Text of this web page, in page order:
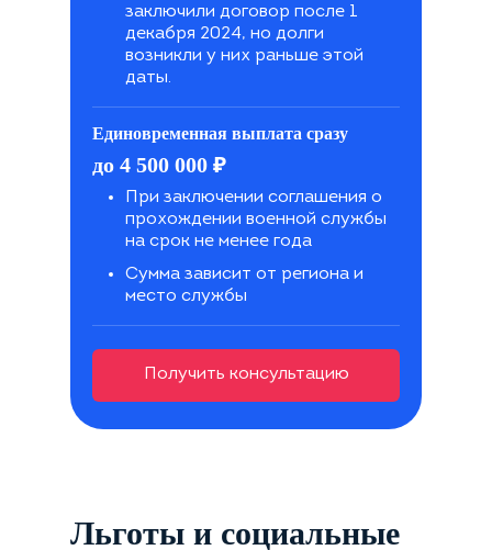
заключили договор после 1
декабря 2024, но долги
возникли у них раньше этой
даты.
Единовременная выплата сразу
до 4 500 000 ₽
При заключении соглашения о
прохождении военной службы
на срок не менее года
Сумма зависит от региона и
место службы
Получить консультацию
Льготы и социальные